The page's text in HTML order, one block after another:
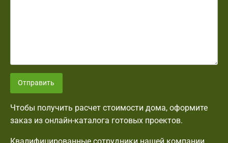
Отправить
Чтобы получить расчет стоимости дома, оформите
заказ из онлайн-каталога готовых проектов.